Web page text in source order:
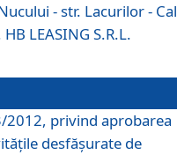
- str. Lacurilor -
LEASING S.R.L.
2012, privind aprobarea
desfăşurate de